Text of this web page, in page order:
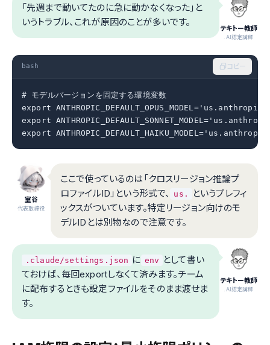
テキトー教師
.AI認定講師
「先週まで動いてたのに急に動かなくなった」と
いうトラブル、これが原因のことが多いです。
bash コピー
# モデルバージョンを固定する環境変数
export
export
export
室谷
代表取締役
ここで使っているのは「クロスリージョン推論プ
ロファイルID」という形式で、
us.
というプレフィ
ックスがついています。特定リージョン向けのモ
デルIDとは別物なので注意です。
テキトー教師
.AI認定講師
.claude/settings.json に env
として書い
ておけば、毎回exportしなくて済みます。チーム
に配布するときも設定ファイルをそのまま渡せま
す。